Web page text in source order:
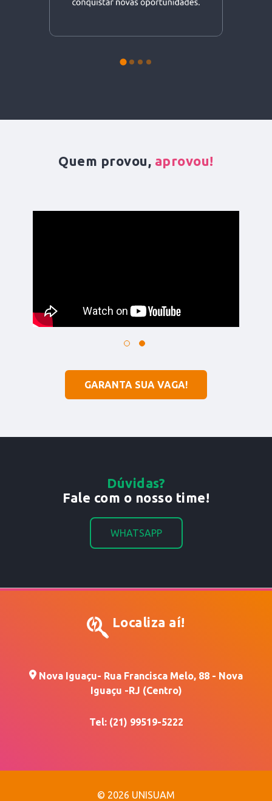
Quem provou, aprovou!
GARANTA SUA VAGA!
Dúvidas?
Fale com o nosso time!
WHATSAPP
Localiza aí!
Nova Iguaçu- Rua Francisca Melo, 88 - Nova
Iguaçu -RJ (Centro)
Tel: (21) 99519-5222
© 2026 UNISUAM